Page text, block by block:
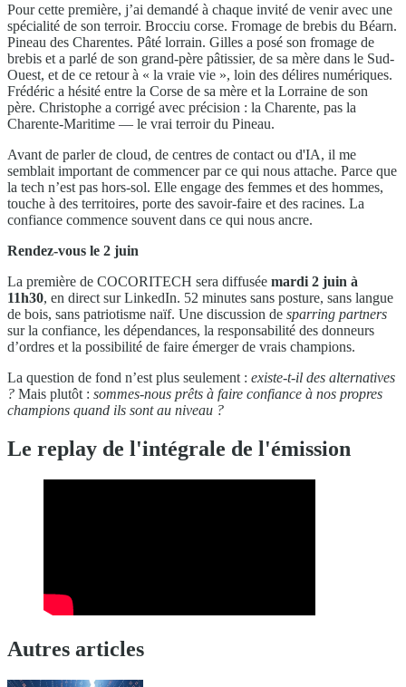
Pour cette première, j’ai demandé à chaque invité de venir avec une
spécialité de son terroir. Brocciu corse. Fromage de brebis du Béarn.
Pineau des Charentes. Pâté lorrain. Gilles a posé son fromage de
brebis et a parlé de son grand-père pâtissier, de sa mère dans le Sud-
Ouest, et de ce retour à « la vraie vie », loin des délires numériques.
Frédéric a hésité entre la Corse de sa mère et la Lorraine de son
père. Christophe a corrigé avec précision : la Charente, pas la
Charente-Maritime — le vrai terroir du Pineau.
Avant de parler de cloud, de centres de contact ou d'IA, il me
semblait important de commencer par ce qui nous attache. Parce que
la tech n’est pas hors-sol. Elle engage des femmes et des hommes,
touche à des territoires, porte des savoir-faire et des racines. La
confiance commence souvent dans ce qui nous ancre.
Rendez-vous le 2 juin
La première de COCORITECH sera diffusée mardi 2 juin à
11h30, en direct sur LinkedIn. 52 minutes sans posture, sans langue
de bois, sans patriotisme naïf. Une discussion de sparring partners
sur la confiance, les dépendances, la responsabilité des donneurs
d’ordres et la possibilité de faire émerger de vrais champions.
La question de fond n’est plus seulement : existe-t-il des alternatives
? Mais plutôt : sommes-nous prêts à faire confiance à nos propres
champions quand ils sont au niveau ?
Le replay de l'intégrale de l'émission
Autres articles